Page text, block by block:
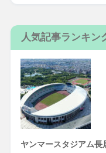
人気記事ランキン
ヤンマースタジアム